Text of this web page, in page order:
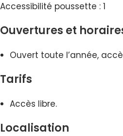
Accessibilité poussette : 1
Ouvertures et
Ouvert toute l’année,
Tarifs
Accès libre.
Localisation